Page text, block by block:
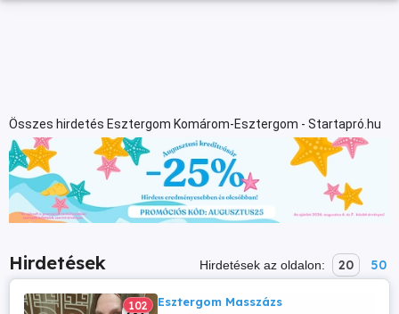
Összes hirdetés Esztergom Komárom-Esztergom - Startapró.hu
Hirdetések Hirdetések az oldalon: 20 50
102 Esztergom Masszázs